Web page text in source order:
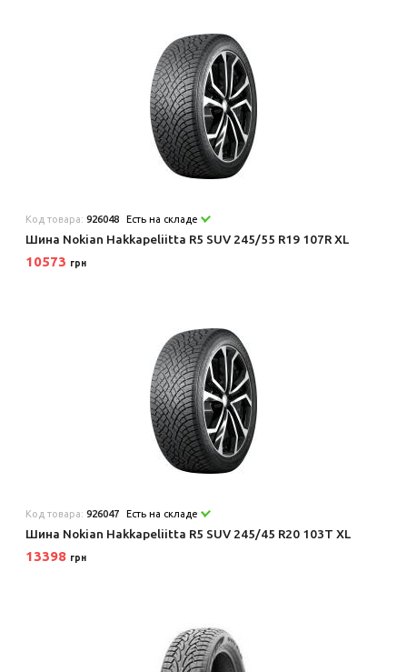
Код товара:926048 Есть на складе
Шина Nokian Hakkapeliitta R5 SUV 245/55 R19 107R XL
10573 грн
Код товара:926047 Есть на складе
Шина Nokian Hakkapeliitta R5 SUV 245/45 R20 103T XL
13398 грн